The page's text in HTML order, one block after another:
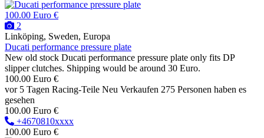
100.00 Euro €
2
Linköping, Sweden, Europa
Ducati performance pressure plate
New old stock Ducati performance pressure plate only fits DP
slipper clutches. Shipping would be around 30 Euro.
100.00 Euro €
vor 5 Tagen Racing-Teile Neu Verkaufen 275 Personen haben es
gesehen
100.00 Euro €
+4670810xxxx
100.00 Euro €